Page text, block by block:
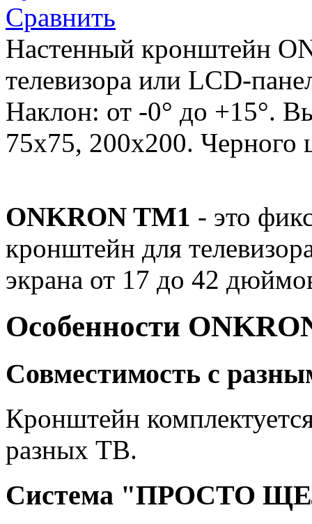
Сравнить
Настенный кронштейн
телевизора или LCD-
Наклон: от -0° до +15°.
75x75, 200x200. Черного
ONKRON TM1 - это
кронштейн для
экрана от 17 до 42
Особенности
Совместимость с
Кронштейн
разных ТВ.
Система "ПРОСТО